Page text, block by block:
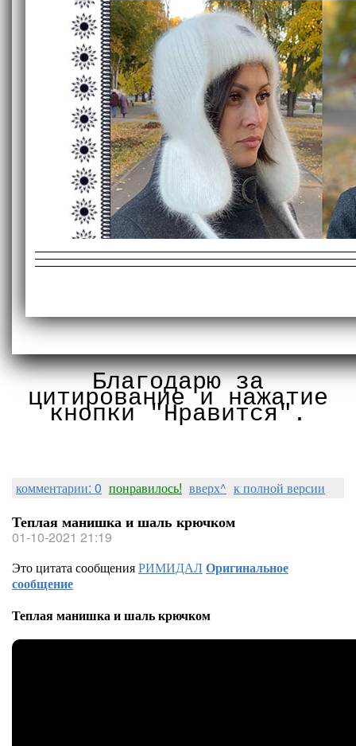
Благодарю за
цитирование и нажатие
кнопки "Нравится".
комментарии: 0 понравилось! вверх^ к полной версии
Теплая манишка и шаль крючком
01-10-2021 21:19
Это цитата сообщенияРИМИДАЛОригинальное
сообщение
Теплая манишка и шаль крючком